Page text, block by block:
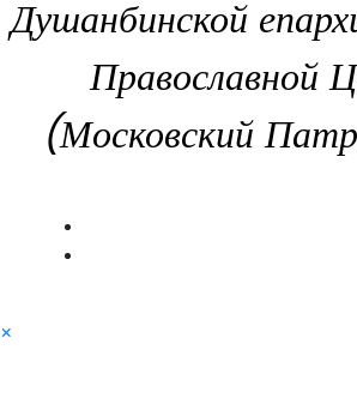
Душанбинской
Православной
(Московский
×